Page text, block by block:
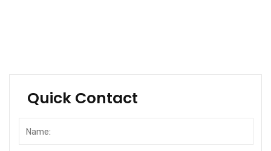
Quick Contact